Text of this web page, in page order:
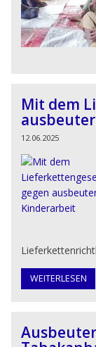
Mit dem
12.06.2025
WEITERLESEN